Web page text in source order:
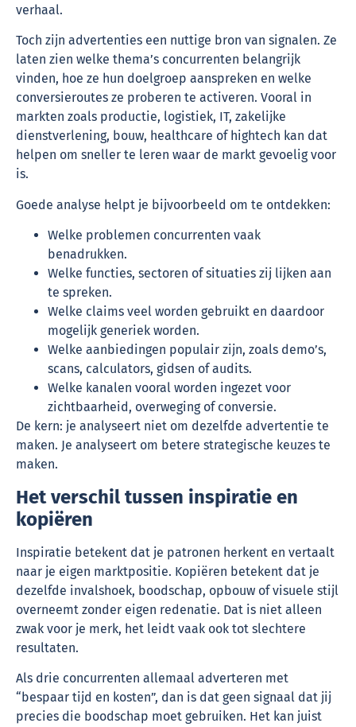
verhaal.
Toch zijn advertenties een nuttige bron van signalen. Ze
laten zien welke thema’s concurrenten belangrijk
vinden, hoe ze hun doelgroep aanspreken en welke
conversieroutes ze proberen te activeren. Vooral in
markten zoals productie, logistiek, IT, zakelijke
dienstverlening, bouw, healthcare of hightech kan dat
helpen om sneller te leren waar de markt gevoelig voor
is.
Goede analyse helpt je bijvoorbeeld om te ontdekken:
Welke problemen concurrenten vaak
benadrukken.
Welke functies, sectoren of situaties zij lijken aan
te spreken.
Welke claims veel worden gebruikt en daardoor
mogelijk generiek worden.
Welke aanbiedingen populair zijn, zoals demo’s,
scans, calculators, gidsen of audits.
Welke kanalen vooral worden ingezet voor
zichtbaarheid, overweging of conversie.
De kern: je analyseert niet om dezelfde advertentie te
maken. Je analyseert om betere strategische keuzes te
maken.
Het verschil tussen inspiratie en
kopiëren
Inspiratie betekent dat je patronen herkent en vertaalt
naar je eigen marktpositie. Kopiëren betekent dat je
dezelfde invalshoek, boodschap, opbouw of visuele stijl
overneemt zonder eigen redenatie. Dat is niet alleen
zwak voor je merk, het leidt vaak ook tot slechtere
resultaten.
Als drie concurrenten allemaal adverteren met
“bespaar tijd en kosten”, dan is dat geen signaal dat jij
precies die boodschap moet gebruiken. Het kan juist